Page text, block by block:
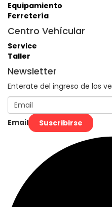
Equipamiento
Ferretería
Centro Vehícular
Service
Taller
Newsletter
Enterate del ingreso de los
Email